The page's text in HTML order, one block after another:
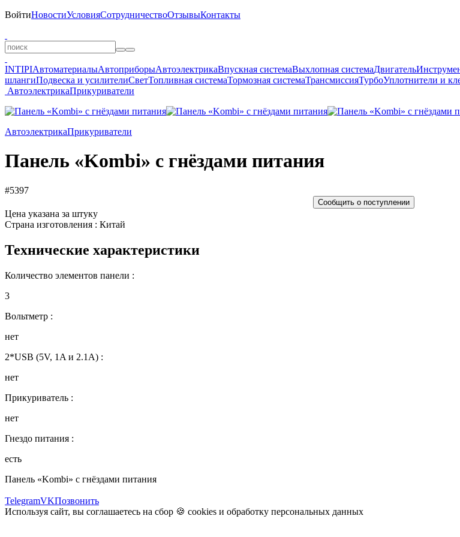
ВойтиНовостиУсловияСотрудничествоОтзывыКонтакты
INTIPIАвтоматериалыАвтоприборыАвтоэлектрикаВпускная системаВыхлопная системаДвигатель
шлангиПодвеска и усилителиСветТопливная системаТормозная системаТрансмиссияТурбоУплотнители и
АвтоэлектрикаПрикуриватели
АвтоэлектрикаПрикуриватели
Панель «Kombi» с гнёздами питания
#5397
Сообщить о поступлении
Цена указана за штуку
Страна изготовления : Китай
Технические характеристики
Количество элементов панели :
3
Вольтметр :
нет
2*USB (5V, 1A и 2.1А) :
нет
Прикуриватель :
нет
Гнездо питания :
есть
Панель «Kombi» с гнёздами питания
TelegramVKПозвонить
Используя сайт, вы соглашаетесь на сбор 🍪 cookies и обработку персональных данных